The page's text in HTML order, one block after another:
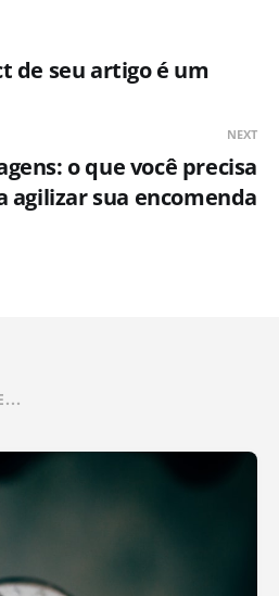
de seu artigo é um
NEXT
o que você precisa
agilizar sua encomenda